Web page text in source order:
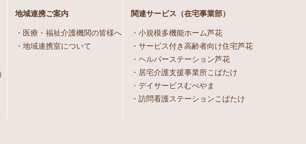
地域連携ご案内
医療・福祉介護機関の皆様へ
地域連携室について
関連サービス（在宅事業部）
小規模多機能ホーム芦花
サービス付き高齢者向け住宅芦花
ヘルパーステーション芦花
居宅介護支援事業所こばたけ
デイサービスむべやま
訪問看護ステーションこばたけ